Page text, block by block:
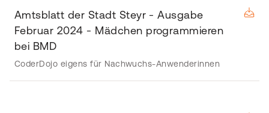
Amtsblatt der Stadt Steyr - Ausgabe
Februar 2024 - Mädchen programmieren
bei BMD
CoderDojo eigens für Nachwuchs-Anwenderinnen